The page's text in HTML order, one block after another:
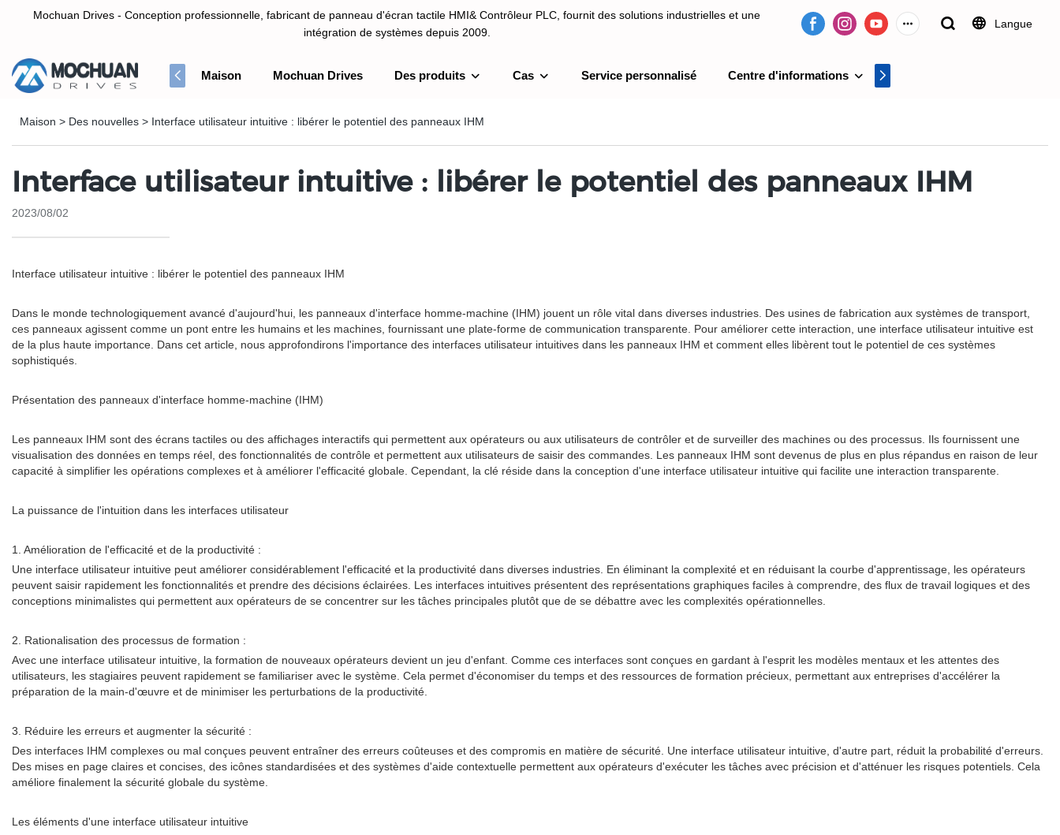
Mochuan Drives - Conception professionnelle, fabricant de panneau d'écran tactile HMI& Contrôleur PLC, fournit des solutions industrielles et une
intégration de systèmes depuis 2009.
depuis 2009.
Langue
Maison Mochuan Drives Des produits Cas Service personnalisé Centre d'informations
Maison > Des nouvelles > Interface utilisateur intuitive : libérer le potentiel des panneaux IHM
Interface utilisateur intuitive : libérer le potentiel des panneaux IHM
2023/08/02
Interface utilisateur intuitive : libérer le potentiel des panneaux IHM
Dans le monde technologiquement avancé d'aujourd'hui, les panneaux d'interface homme-machine (IHM) jouent un rôle vital dans diverses industries. Des usines de fabrication aux systèmes de transport,
ces panneaux agissent comme un pont entre les humains et les machines, fournissant une plate-forme de communication transparente. Pour améliorer cette interaction, une interface utilisateur intuitive est
de la plus haute importance. Dans cet article, nous approfondirons l'importance des interfaces utilisateur intuitives dans les panneaux IHM et comment elles libèrent tout le potentiel de ces systèmes
sophistiqués.
Présentation des panneaux d'interface homme-machine (IHM)
Les panneaux IHM sont des écrans tactiles ou des affichages interactifs qui permettent aux opérateurs ou aux utilisateurs de contrôler et de surveiller des machines ou des processus. Ils fournissent une
visualisation des données en temps réel, des fonctionnalités de contrôle et permettent aux utilisateurs de saisir des commandes. Les panneaux IHM sont devenus de plus en plus répandus en raison de leur
capacité à simplifier les opérations complexes et à améliorer l'efficacité globale. Cependant, la clé réside dans la conception d'une interface utilisateur intuitive qui facilite une interaction transparente.
La puissance de l'intuition dans les interfaces utilisateur
1. Amélioration de l'efficacité et de la productivité :
Une interface utilisateur intuitive peut améliorer considérablement l'efficacité et la productivité dans diverses industries. En éliminant la complexité et en réduisant la courbe d'apprentissage, les opérateurs
peuvent saisir rapidement les fonctionnalités et prendre des décisions éclairées. Les interfaces intuitives présentent des représentations graphiques faciles à comprendre, des flux de travail logiques et des
conceptions minimalistes qui permettent aux opérateurs de se concentrer sur les tâches principales plutôt que de se débattre avec les complexités opérationnelles.
2. Rationalisation des processus de formation :
Avec une interface utilisateur intuitive, la formation de nouveaux opérateurs devient un jeu d'enfant. Comme ces interfaces sont conçues en gardant à l'esprit les modèles mentaux et les attentes des
utilisateurs, les stagiaires peuvent rapidement se familiariser avec le système. Cela permet d'économiser du temps et des ressources de formation précieux, permettant aux entreprises d'accélérer la
préparation de la main-d'œuvre et de minimiser les perturbations de la productivité.
3. Réduire les erreurs et augmenter la sécurité :
Des interfaces IHM complexes ou mal conçues peuvent entraîner des erreurs coûteuses et des compromis en matière de sécurité. Une interface utilisateur intuitive, d'autre part, réduit la probabilité d'erreurs.
Des mises en page claires et concises, des icônes standardisées et des systèmes d'aide contextuelle permettent aux opérateurs d'exécuter les tâches avec précision et d'atténuer les risques potentiels. Cela
améliore finalement la sécurité globale du système.
Les éléments d'une interface utilisateur intuitive